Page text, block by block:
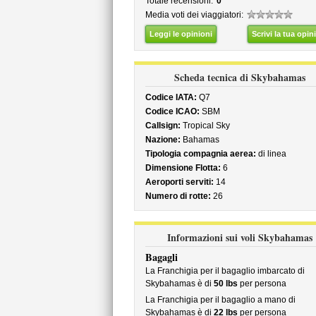
Media voti dei viaggiatori:
Leggi le opinioni Scrivi la tua
Scheda tecnica di Skybahamas
Codice IATA: Q7
Codice ICAO: SBM
Callsign: Tropical Sky
Nazione: Bahamas
Tipologia compagnia aerea: di linea
Dimensione Flotta: 6
Aeroporti serviti: 14
Numero di rotte: 26
Informazioni sui voli Skybahamas
Bagagli
La Franchigia per il bagaglio imbarcato di
Skybahamas è di 50 lbs per persona
La Franchigia per il bagaglio a mano di
Skybahamas è di 22 lbs per persona